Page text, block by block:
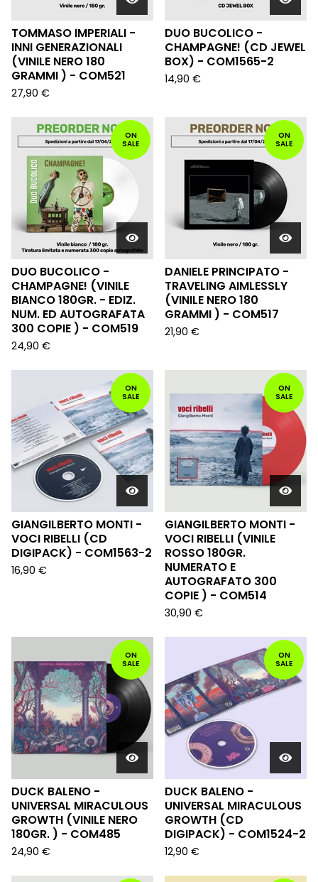
TOMMASO IMPERIALI -
INNI GENERAZIONALI
(VINILE NERO 180
GRAMMI ) - COM521
27,90 €
DUO BUCOLICO -
CHAMPAGNE! (CD JEWEL
BOX) - COM1565-2
14,90 €
ON
SALE
DUO BUCOLICO -
CHAMPAGNE! (VINILE
BIANCO 180GR. - EDIZ.
NUM. ED AUTOGRAFATA
300 COPIE ) - COM519
24,90 €
ON
SALE
DANIELE PRINCIPATO -
TRAVELING AIMLESSLY
(VINILE NERO 180
GRAMMI ) - COM517
21,90 €
ON
SALE
GIANGILBERTO MONTI -
VOCI RIBELLI (CD
DIGIPACK) - COM1563-2
16,90 €
ON
SALE
GIANGILBERTO MONTI -
VOCI RIBELLI (VINILE
ROSSO 180GR.
NUMERATO E
AUTOGRAFATO 300
COPIE ) - COM514
30,90 €
ON
SALE
DUCK BALENO -
UNIVERSAL MIRACULOUS
GROWTH (VINILE NERO
180GR. ) - COM485
24,90 €
ON
SALE
DUCK BALENO -
UNIVERSAL MIRACULOUS
GROWTH (CD
DIGIPACK) - COM1524-2
12,90 €